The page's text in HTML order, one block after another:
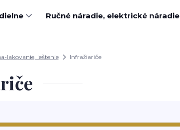
Ručné náradie, elektrické náradie
lakovanie, leštenie Infražiariče